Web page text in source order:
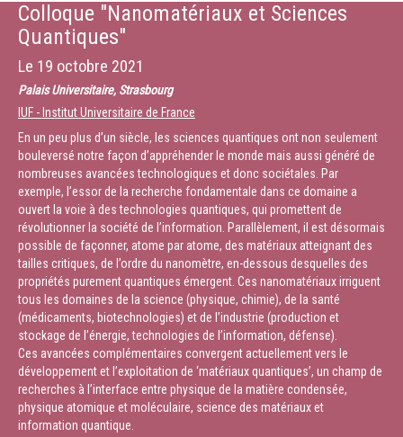
couplages non locaux, comme par exemple dans les gaz quantiques
avec des interactions dipolaires, de type "Rydberg", ou encore des
interactions induites par une cavité. Nous
discuterons de la façon dont les couplages non locaux peuvent générer
phases quantiques, y compris des phases avec de multiples symétries
brisées comme la célèbre
phase "supersolide". Nous fournirons en outre des preuves solides que
les couplages non locaux
peuvent également générer des phases conductrices sans aucune
brisure de symétrie : le célèbre
et insaisissable "métal de Bose".
Durée :29:34
Colloque "Nanomatériaux et Sciences
Quantiques"
Le 19 octobre 2021
Palais Universitaire, Strasbourg
IUF - Institut Universitaire de France
En un peu plus d’un siècle, les sciences quantiques ont non seulement
bouleversé notre façon d’appréhender le monde mais aussi généré de
nombreuses avancées technologiques et donc sociétales. Par
exemple, l’essor de la recherche fondamentale dans ce domaine a
ouvert la voie à des technologies quantiques, qui promettent de
révolutionner la société de l’information. Parallèlement, il est désormais
possible de façonner, atome par atome, des matériaux atteignant des
tailles critiques, de l’ordre du nanomètre, en-dessous desquelles des
propriétés purement quantiques émergent. Ces nanomatériaux irriguent
tous les domaines de la science (physique, chimie), de la santé
(médicaments, biotechnologies) et de l’industrie (production et
stockage de l’énergie, technologies de l’information, défense).
Ces avancées complémentaires convergent actuellement vers le
développement et l’exploitation de ‘matériaux quantiques’, un champ de
recherches à l’interface entre physique de la matière condensée,
physique atomique et moléculaire, science des matériaux et
information quantique.